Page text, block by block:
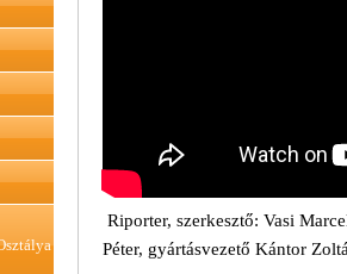
Riporter, szerkesztő: Vasi
Péter, gyártásvezető Kántor